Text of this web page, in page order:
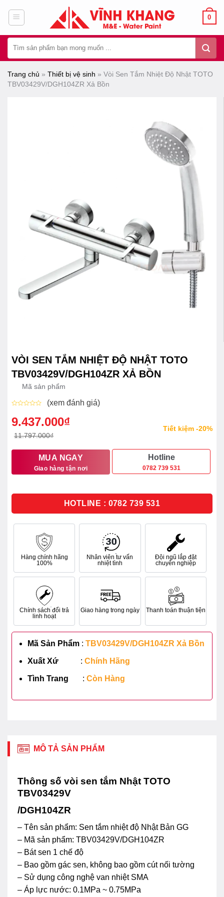
dung
0
kiếm:
Trang chủ » Thiết bị vệ sinh » Vòi Sen Tắm Nhiệt Độ Nhật TOTO
TBV03429V/DGH104ZR Xả Bồn
VÒI SEN TẮM NHIỆT ĐỘ NHẬT TOTO
TBV03429V/DGH104ZR XẢ BỒN
Mã sản phẩm
xếp
hạng
5
(xem đánh giá)
11.797.000₫
Giá
gốc
11.797.000₫.
9.437.000₫
Giá
hiện
9.437.000₫.
Tiết kiệm -20%
MUA NGAY
Giao hàng tận nơi
Hotline
0782 739 531
HOTLINE : 0782 739 531
Hàng chính hãng
100%
Nhân viên tư vấn
nhiệt tình
Đội ngũ lắp đặt
chuyên nghiệp
Chính sách đổi trả
linh hoạt
Giao hàng trong ngày Thanh toán thuận tiện
Mã Sản Phẩm: TBV03429V/DGH104ZR Xả Bồn
Xuất Xứ : Chính Hãng
Tình Trang : Còn Hàng
MÔ TẢ SẢN PHẨM
Thông số vòi sen tắm Nhật TOTO
TBV03429V
/DGH104ZR
– Tên sản phẩm: Sen tắm nhiệt độ Nhật Bản GG
– ​Mã sản phẩm: TBV03429V/DGH104ZR
– Bát sen 1 chế độ
– Bao gồm gác sen, không bao gồm cút nối tường
– Sử dụng công nghệ van nhiệt SMA
– Áp lực nước: 0.1MPa ~ 0.75MPa